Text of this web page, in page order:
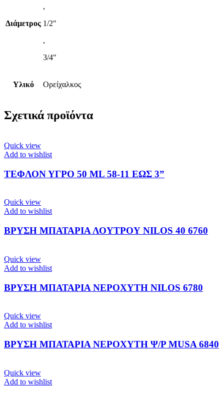
Διάμετρος
,
1/2"
,
3/4"
Υλικό Ορείχαλκος
Σχετικά προϊόντα
Quick view
Add to wishlist
ΤΕΦΛΟΝ ΥΓΡΟ 50 ML 58-11 ΕΩΣ 3”
Quick view
Add to wishlist
ΒΡΥΣΗ ΜΠΑΤΑΡΙΑ ΛΟΥΤΡΟΥ NILOS 40 6760
Quick view
Add to wishlist
ΒΡΥΣΗ ΜΠΑΤΑΡΙΑ ΝΕΡΟΧΥΤΗ NILOS 6780
Quick view
Add to wishlist
ΒΡΥΣΗ ΜΠΑΤΑΡΙΑ ΝΕΡΟΧΥΤΗ Ψ/Ρ MUSA 6840
Quick view
Add to wishlist